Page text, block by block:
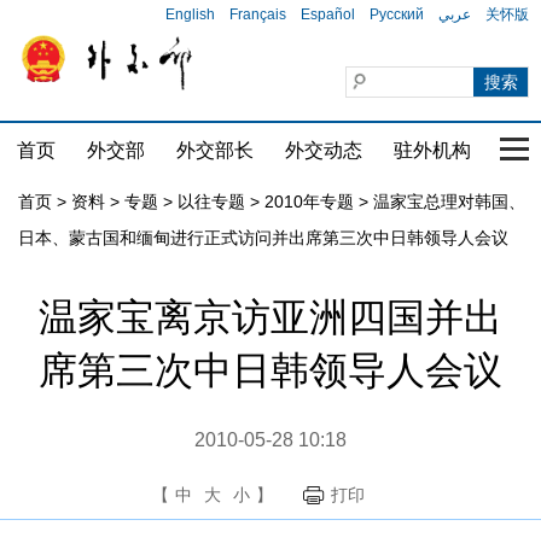
English Français Español Русский عربي 关怀版
首页 外交部 外交部长 外交动态 驻外机构 国
首页 > 资料 > 专题 > 以往专题 > 2010年专题 > 温家宝总理对韩国、
日本、蒙古国和缅甸进行正式访问并出席第三次中日韩领导人会议
温家宝离京访亚洲四国并出
席第三次中日韩领导人会议
2010-05-28 10:18
【 中 大 小 】 打印